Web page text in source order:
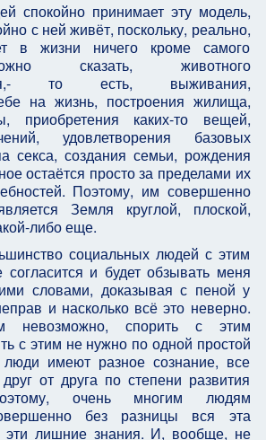
спокойно принимает эту модель,
с ней живёт, поскольку, реально,
в жизни ничего кроме самого
сказать, животного
то есть, выживания,
на жизнь, построения жилища,
приобретения каких-то вещей,
удовлетворения базовых
секса, создания семьи, рождения
остаётся просто за пределами их
Поэтому, им совершенно
Земля круглой, плоской,
либо еще.
социальных людей с этим
согласится и будет обзывать меня
словами, доказывая с пеной у
и насколько всё это неверно.
невозможно, спорить с этим
с этим не нужно по одной простой
имеют разное сознание, все
от друга по степени развития
очень многим людям
без разницы вся эта
лишние знания. И, вообще, не